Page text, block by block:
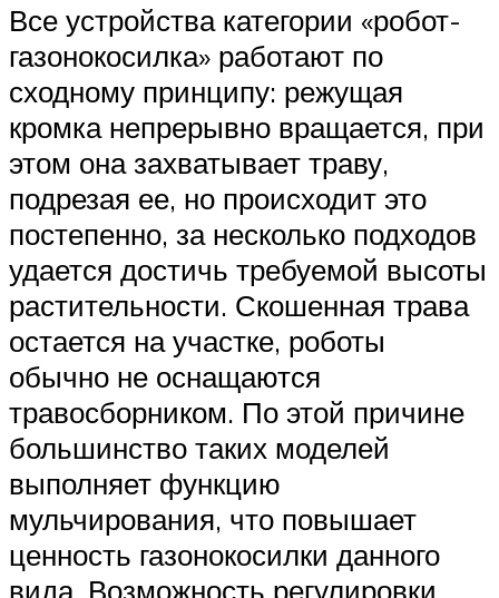
Все устройства категории «робот-
газонокосилка» работают по
сходному принципу: режущая
кромка непрерывно вращается, при
этом она захватывает траву,
подрезая ее, но происходит это
постепенно, за несколько подходов
удается достичь требуемой высоты
растительности. Скошенная трава
остается на участке, роботы
обычно не оснащаются
травосборником. По этой причине
большинство таких моделей
выполняет функцию
мульчирования, что повышает
ценность газонокосилки данного
вида. Возможность регулировки